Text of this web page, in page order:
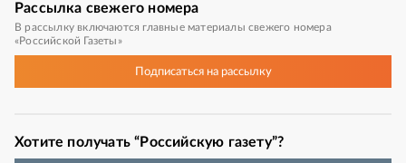
Рассылка свежего номера
В рассылку включаются главные материалы свежего номера
«Российской Газеты»
Подписатьсяна рассылку
Хотите получать “Российскую газету”?